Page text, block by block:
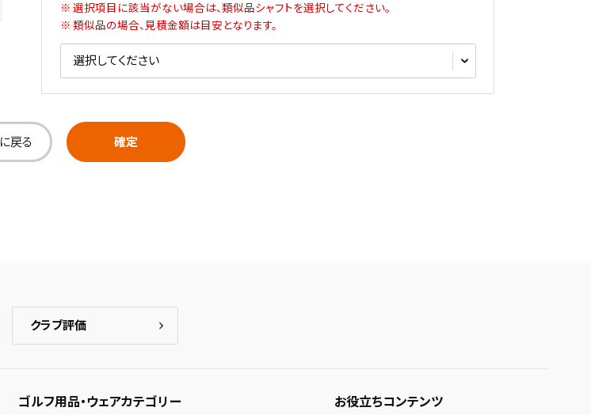
選択項⽬に該当がない場合は、類似品シャフトを選択してください。
類似品の場合、⾒積⾦額は⽬安となります。
確定
戻る
クラブ評価
ゴルフ用品・ウェアカテゴリー お役立ちコンテンツ